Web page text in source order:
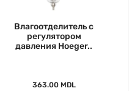
Влагоотделитель с
регулятором
давления Hoeger..
363.00 MDL